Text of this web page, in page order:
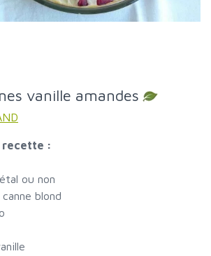
vanille amandes
recette :
ou non
blond